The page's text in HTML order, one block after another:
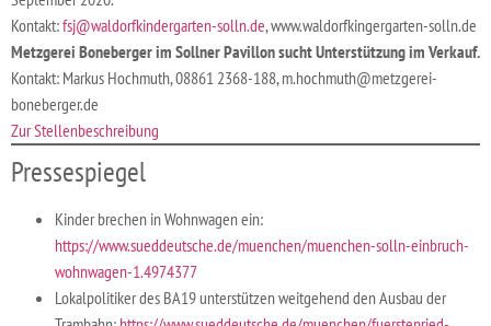
Kontakt:fsj@waldorfkindergarten-solln.de, www.waldorfkingergarten-solln.de
Metzgerei Boneberger im Sollner Pavillon sucht Unterstützung im Verkauf.
Kontakt: Markus Hochmuth, 08861 2368-188, m.hochmuth@metzgerei-
boneberger.de
Zur Stellenbeschreibung
Pressespiegel
Kinder brechen in Wohnwagen ein:
https://www.sueddeutsche.de/muenchen/muenchen-solln-einbruch-
wohnwagen-1.4974377
Lokalpolitiker des BA19 unterstützen weitgehend den Ausbau der